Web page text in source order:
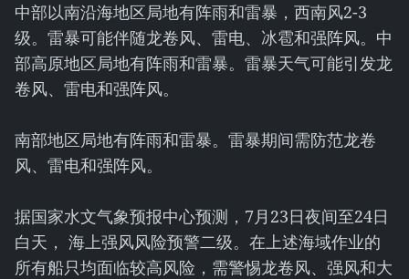
中部以南沿海地区局地有阵雨和雷暴，西南风2-3
级。雷暴可能伴随龙卷风、雷电、冰雹和强阵风。中
部高原地区局地有阵雨和雷暴。雷暴天气可能引发龙
卷风、雷电和强阵风。
南部地区局地有阵雨和雷暴。雷暴期间需防范龙卷
风、雷电和强阵风。
据国家水文气象预报中心预测，7月23日夜间至24日
白天， 海上强风风险预警二级。在上述海域作业的
所有船只均面临较高风险，需警惕龙卷风、强风和大